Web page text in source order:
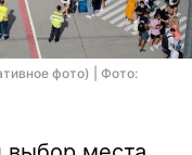
фото) | Фото: